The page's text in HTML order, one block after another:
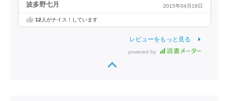
波多野七月 2015年04月18日
12 人がナイス！しています
レビューをもっと見る
powered by